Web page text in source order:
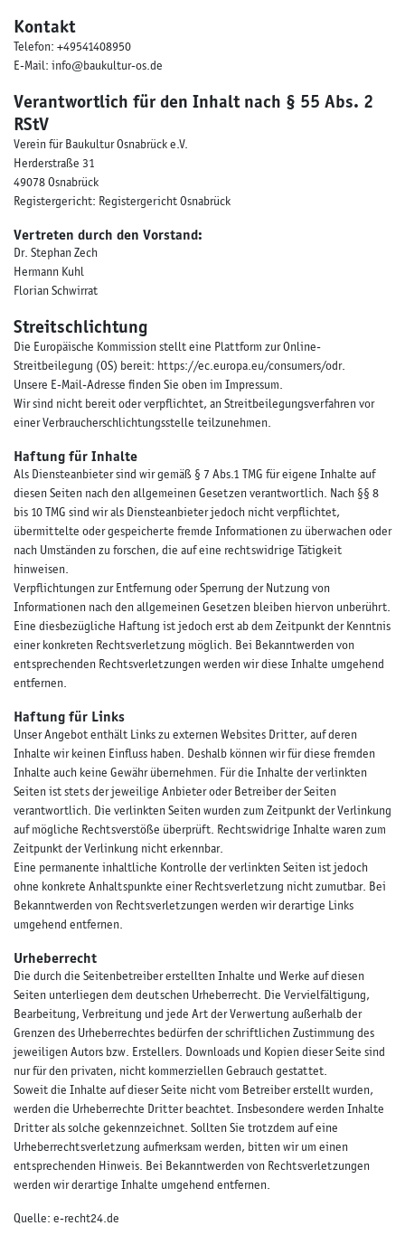
Kontakt
Telefon: +49541408950
E-Mail: info@baukultur-os.de
Verantwortlich für den Inhalt nach § 55 Abs. 2
RStV
Verein für Baukultur Osnabrück e.V.
Herderstraße 31
49078 Osnabrück
Registergericht: Registergericht Osnabrück
Vertreten durch den Vorstand:
Dr. Stephan Zech
Hermann Kuhl
Florian Schwirrat
Streitschlichtung
Die Europäische Kommission stellt eine Plattform zur Online-
Streitbeilegung (OS) bereit: https://ec.europa.eu/consumers/odr.
Unsere E-Mail-Adresse finden Sie oben im Impressum.
Wir sind nicht bereit oder verpflichtet, an Streitbeilegungsverfahren vor
einer Verbraucherschlichtungsstelle teilzunehmen.
Haftung für Inhalte
Als Diensteanbieter sind wir gemäß § 7 Abs.1 TMG für eigene Inhalte auf
diesen Seiten nach den allgemeinen Gesetzen verantwortlich. Nach §§ 8
bis 10 TMG sind wir als Diensteanbieter jedoch nicht verpflichtet,
übermittelte oder gespeicherte fremde Informationen zu überwachen oder
nach Umständen zu forschen, die auf eine rechtswidrige Tätigkeit
hinweisen.
Verpflichtungen zur Entfernung oder Sperrung der Nutzung von
Informationen nach den allgemeinen Gesetzen bleiben hiervon unberührt.
Eine diesbezügliche Haftung ist jedoch erst ab dem Zeitpunkt der Kenntnis
einer konkreten Rechtsverletzung möglich. Bei Bekanntwerden von
entsprechenden Rechtsverletzungen werden wir diese Inhalte umgehend
entfernen.
Haftung für Links
Unser Angebot enthält Links zu externen Websites Dritter, auf deren
Inhalte wir keinen Einfluss haben. Deshalb können wir für diese fremden
Inhalte auch keine Gewähr übernehmen. Für die Inhalte der verlinkten
Seiten ist stets der jeweilige Anbieter oder Betreiber der Seiten
verantwortlich. Die verlinkten Seiten wurden zum Zeitpunkt der Verlinkung
auf mögliche Rechtsverstöße überprüft. Rechtswidrige Inhalte waren zum
Zeitpunkt der Verlinkung nicht erkennbar.
Eine permanente inhaltliche Kontrolle der verlinkten Seiten ist jedoch
ohne konkrete Anhaltspunkte einer Rechtsverletzung nicht zumutbar. Bei
Bekanntwerden von Rechtsverletzungen werden wir derartige Links
umgehend entfernen.
Urheberrecht
Die durch die Seitenbetreiber erstellten Inhalte und Werke auf diesen
Seiten unterliegen dem deutschen Urheberrecht. Die Vervielfältigung,
Bearbeitung, Verbreitung und jede Art der Verwertung außerhalb der
Grenzen des Urheberrechtes bedürfen der schriftlichen Zustimmung des
jeweiligen Autors bzw. Erstellers. Downloads und Kopien dieser Seite sind
nur für den privaten, nicht kommerziellen Gebrauch gestattet.
Soweit die Inhalte auf dieser Seite nicht vom Betreiber erstellt wurden,
werden die Urheberrechte Dritter beachtet. Insbesondere werden Inhalte
Dritter als solche gekennzeichnet. Sollten Sie trotzdem auf eine
Urheberrechtsverletzung aufmerksam werden, bitten wir um einen
entsprechenden Hinweis. Bei Bekanntwerden von Rechtsverletzungen
werden wir derartige Inhalte umgehend entfernen.
Quelle: e-recht24.de